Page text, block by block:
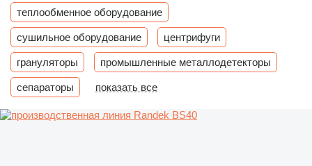
теплообменное оборудование
сушильное оборудование центрифуги
грануляторы промышленные металлодетекторы
сепараторы показать все